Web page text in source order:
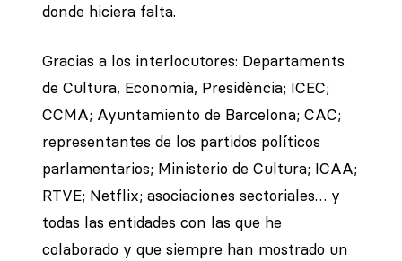
donde hiciera falta.
Gracias a los interlocutores: Departaments
de Cultura, Economia, Presidència; ICEC;
CCMA; Ayuntamiento de Barcelona; CAC;
representantes de los partidos políticos
parlamentarios; Ministerio de Cultura; ICAA;
RTVE; Netflix; asociaciones sectoriales… y
todas las entidades con las que he
colaborado y que siempre han mostrado un